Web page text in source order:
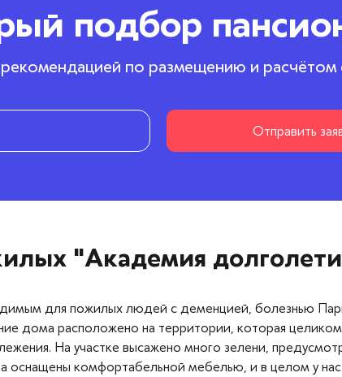
подбор
по размещению и расчётом
Отправить
"Академия
для пожилых людей с деменцией, болезнью
дома расположено на территории, которая
На участке высажено много зелени,
комфортабельной мебелью, и в целом у